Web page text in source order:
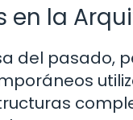
en la
del pasado,